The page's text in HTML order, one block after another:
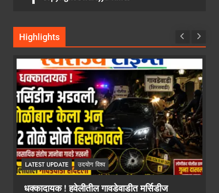
Highlights
LATEST UPDATE उदयोग विश्व
२ कोटींचा दंड टाळायचा असेल तर १० लाख द्या!